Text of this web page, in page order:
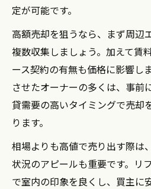
定が可能です。
高額売却を狙うなら、まず周辺
複数収集しましょう。加えて賃
ース契約の有無も価格に影響し
させたオーナーの多くは、事前
貸需要の高いタイミングで売却
ります。
相場よりも高値で売り出す際は
状況のアピールも重要です。リ
で室内の印象を良くし、買主に